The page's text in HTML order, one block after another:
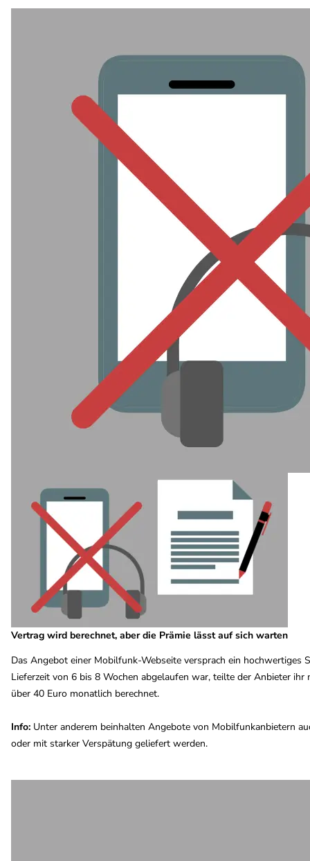
Vertrag wird berechnet, aber die Prämie lässt auf sich warten
Das Angebot einer Mobilfunk-Webseite versprach ein hochwertiges
Lieferzeit von 6 bis 8 Wochen abgelaufen war, teilte der Anbieter
über 40 Euro monatlich berechnet.
Info: Unter anderem beinhalten Angebote von Mobilfunkanbietern
oder mit starker Verspätung geliefert werden.